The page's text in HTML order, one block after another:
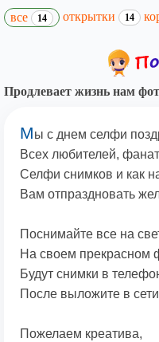
все 14 открытки 14
Продлевает жизнь нам
Мы с днем селфи
Всех любителей,
Селфи снимков и как
Вам отпраздновать
Поснимайте все на
На своем прекрасном
Будут снимки в
После выложите в
Пожелаем креатива,